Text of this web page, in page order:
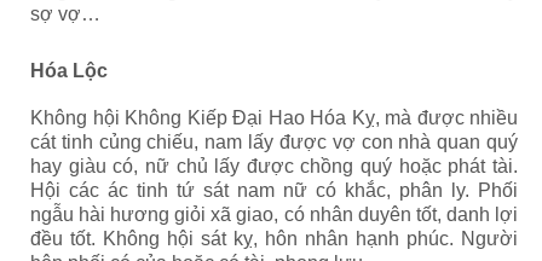
sợ vợ…
Hóa Lộc
Không hội Không Kiếp Đại Hao Hóa Kỵ, mà được nhiều
cát tinh củng chiếu, nam lấy được vợ con nhà quan quý
hay giàu có, nữ chủ lấy được chồng quý hoặc phát tài.
Hội các ác tinh tứ sát nam nữ có khắc, phân ly. Phối
ngẫu hài hương giỏi xã giao, có nhân duyên tốt, danh lợi
đều tốt. Không hội sát kỵ, hôn nhân hạnh phúc. Người